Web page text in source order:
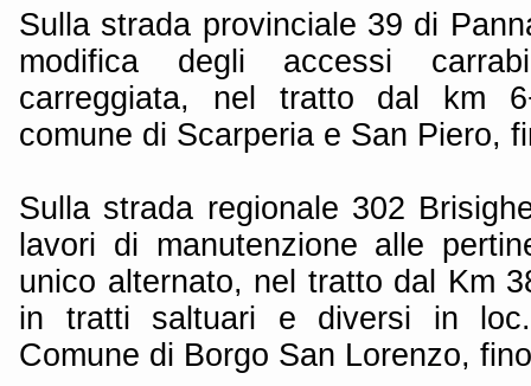
Sulla strada provinciale 39 di
modifica degli accessi
carreggiata, nel tratto dal km
comune di Scarperia e San Piero,
Sulla strada regionale 302
lavori di manutenzione alle
unico alternato, nel tratto dal Km
in tratti saltuari e diversi in loc.
Comune di Borgo San Lorenzo,